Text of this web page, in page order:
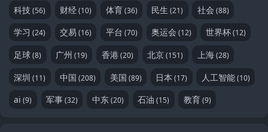
科技(56) 财经(10) 体育(36) 民生 (21) 社会 (88)
学习 (24) 交易 (16) 平台 (70) 奥运会 (12) 世界杯(12)
足球(8) 广州 (19) 香港 (20) 北京(151) 上海(28)
深圳 (11) 中国 (208) 美国 (89) 日本 (17) 人工智能(10)
ai (9) 军事(32) 中东(20) 石油 (15) 教育(9)